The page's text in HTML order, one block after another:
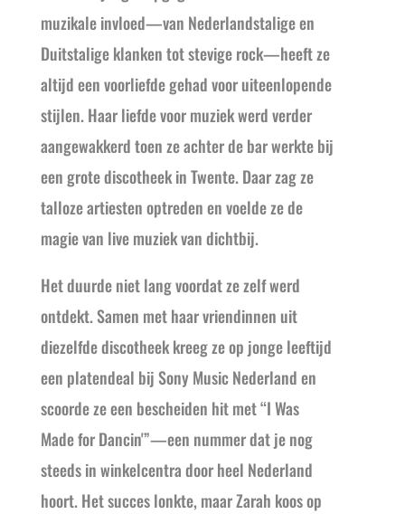
muzikale invloed—van Nederlandstalige en
Duitstalige klanken tot stevige rock—heeft ze
altijd een voorliefde gehad voor uiteenlopende
stijlen. Haar liefde voor muziek werd verder
aangewakkerd toen ze achter de bar werkte bij
een grote discotheek in Twente. Daar zag ze
talloze artiesten optreden en voelde ze de
magie van live muziek van dichtbij.
Het duurde niet lang voordat ze zelf werd
ontdekt. Samen met haar vriendinnen uit
diezelfde discotheek kreeg ze op jonge leeftijd
een platendeal bij Sony Music Nederland en
scoorde ze een bescheiden hit met “I Was
Made for Dancin'”—een nummer dat je nog
steeds in winkelcentra door heel Nederland
hoort. Het succes lonkte, maar Zarah koos op